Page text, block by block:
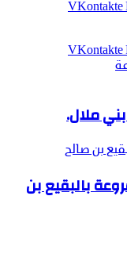
ملال.
بن صالح
بالبقيع بن